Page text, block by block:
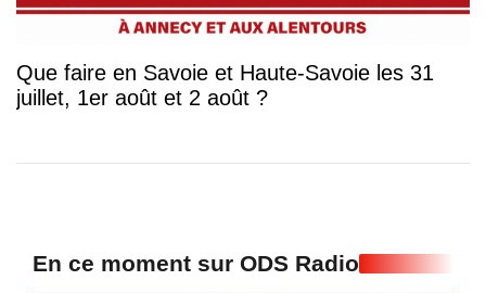
Que faire en Savoie et Haute-Savoie les 31
juillet, 1er août et 2 août ?
En ce moment sur ODS Radio